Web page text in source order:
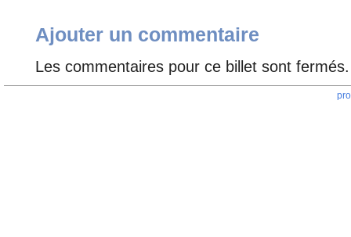
Ajouter un commentaire
Les commentaires pour ce billet sont fermés.